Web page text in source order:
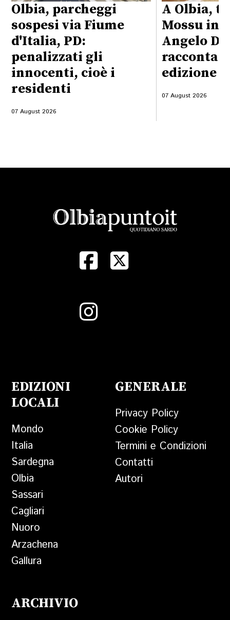
Olbia, parcheggi
sospesi via Fiume
d'Italia, PD:
penalizzati gli
innocenti, cioè i
residenti
07 August 2026
A Olbia,
Mossu in
Angelo
racconta
edizione
07 August 2026
EDIZIONI
LOCALI
Mondo
Italia
Sardegna
Olbia
Sassari
Cagliari
Nuoro
Arzachena
Gallura
GENERALE
Privacy Policy
Cookie Policy
Termini e Condizioni
Contatti
Autori
ARCHIVIO